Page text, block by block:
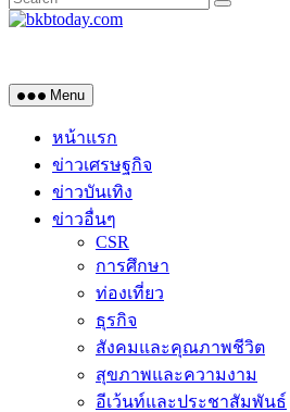
Menu
หน้าแรก
ข่าวเศรษฐกิจ
ข่าวบันเทิง
ข่าวอื่นๆ
CSR
การศึกษา
ท่องเที่ยว
ธุรกิจ
สังคมและคุณภาพชีวิต
สุขภาพและความงาม
อีเว้นท์และประชาสัมพันธ์